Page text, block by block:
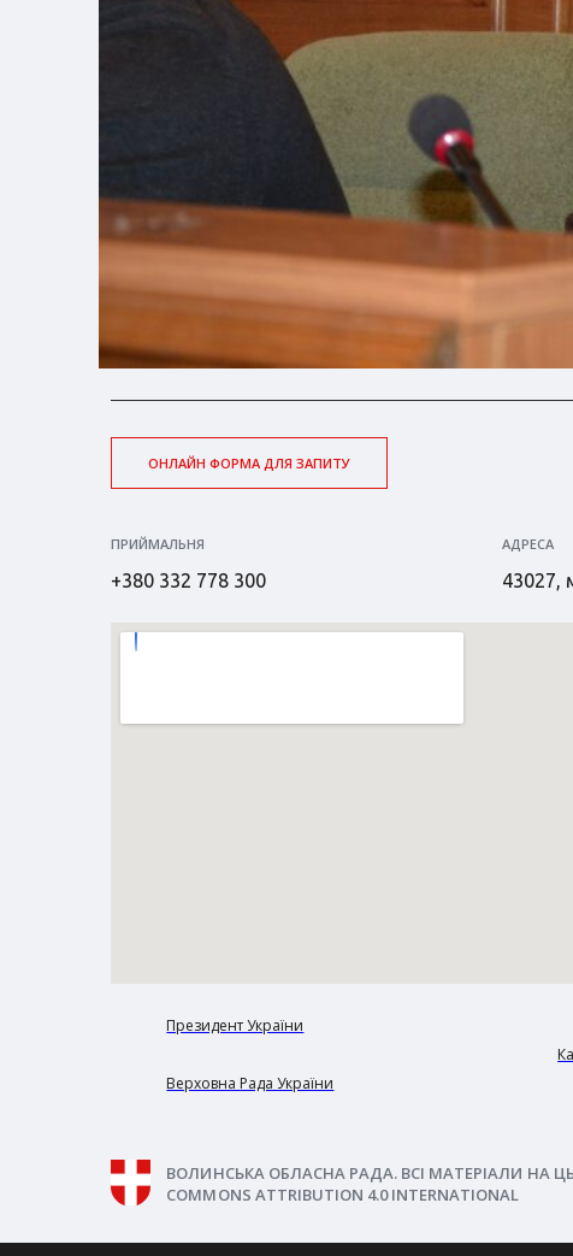
ОНЛАЙН ФОРМА ДЛЯ ЗАПИТУ
ПРИЙМАЛЬНЯ
+380 332 778 300
АДРЕСА
43027,
Президент України
Верховна Рада України
ВОЛИНСЬКА ОБЛАСНА РАДА. ВСІ МАТЕРІАЛИ НА
COMMONS ATTRIBUTION 4.0 INTERNATIONAL